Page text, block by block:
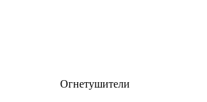
Огнетушители